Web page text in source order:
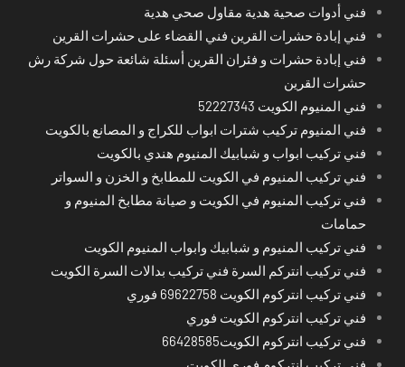
فني أدوات صحية هدية مقاول صحي هدية
فني إبادة حشرات القرين فني القضاء على حشرات القرين
فني إبادة حشرات و فئران القرين أسئلة شائعة حول شركة رش
حشرات القرين
فني المنيوم الكويت 52227343
فني المنيوم تركيب شترات ابواب للكراج و المصانع بالكويت
فني تركيب ابواب و شبابيك المنيوم هندي بالكويت
فني تركيب المنيوم في الكويت للمطابخ و الخزن و السواتر
فني تركيب المنيوم في الكويت و صيانة مطابخ المنيوم و
حمامات
فني تركيب المنيوم و شبابيك وابواب المنيوم الكويت
فني تركيب انتركم السرة فني تركيب بدالات السرة الكويت
فني تركيب انتركوم الكويت 69622758 فوري
فني تركيب انتركوم الكويت فوري
فني تركيب انتركوم الكويت66428585